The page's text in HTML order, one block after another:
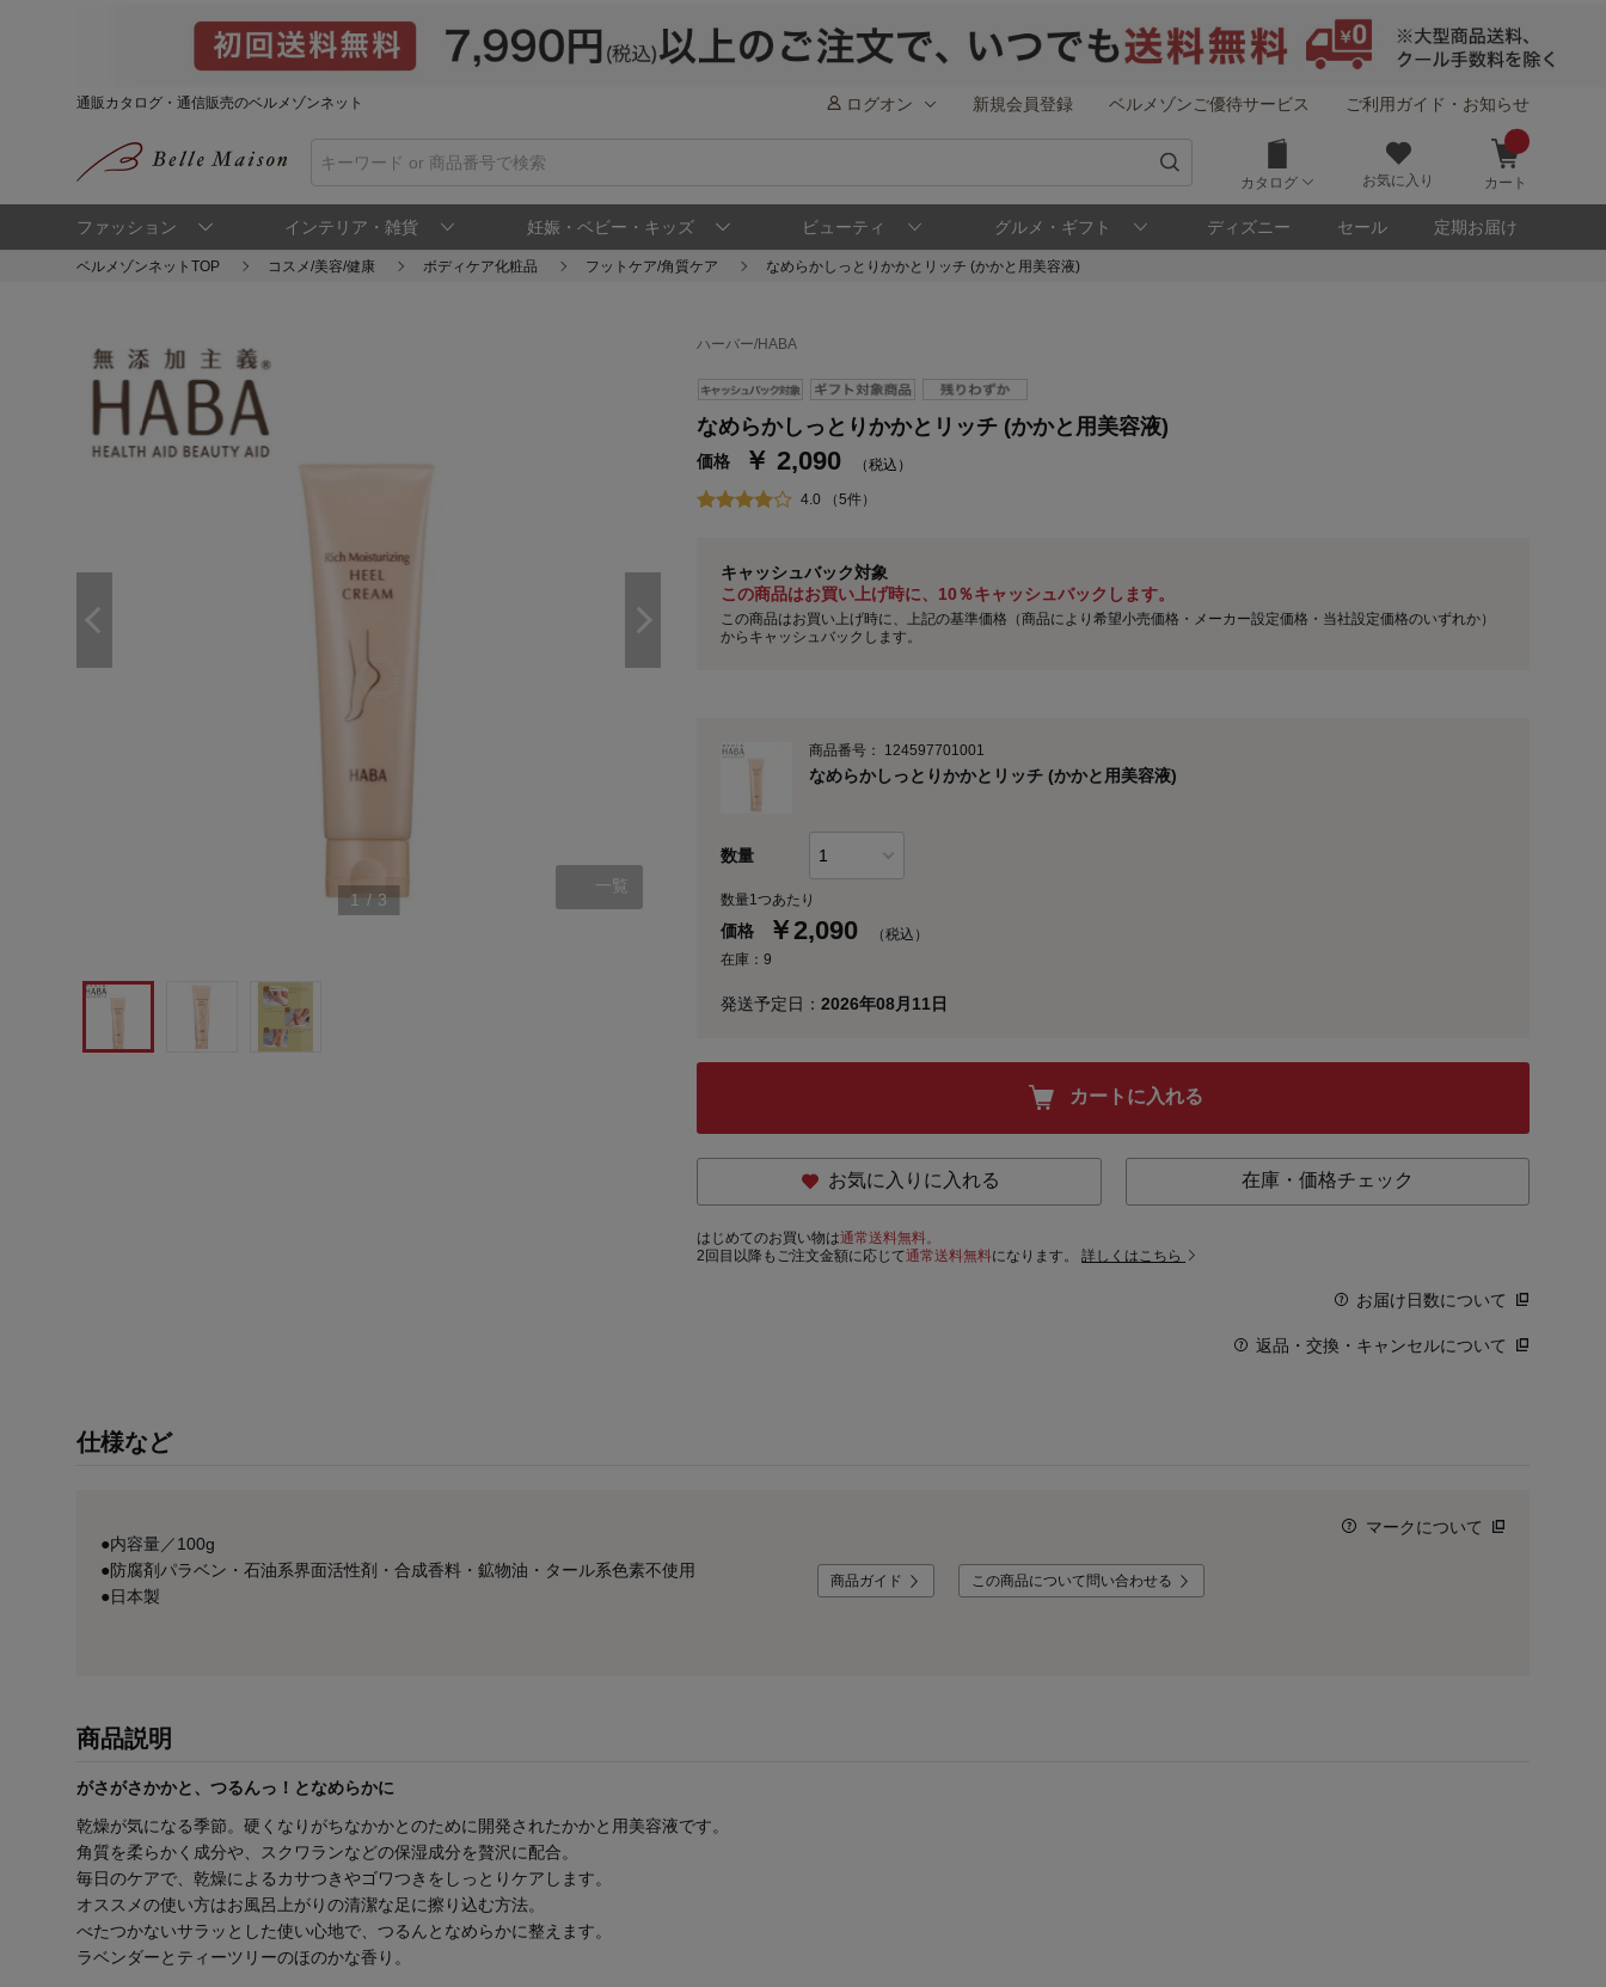
通販カタログ・通信販売のベルメゾンネット ログオン 新規会員登録 ベルメゾンご優待サービス ご利用ガイド・お知らせ
カタログ お気に入り カート
ファッション インテリア・雑貨 妊娠・ベビー・キッズ ビューティ グルメ・ギフト ディズニー セール 定期お届け
ベルメゾンネットTOP コスメ/美容/健康 ボディケア化粧品 フットケア/角質ケア なめらかしっとりかかとリッチ (かかと用美容液)
1 / 3
一覧
ハーバー/HABA
なめらかしっとりかかとリッチ (かかと用美容液)
価格 ￥ 2,090 （税込）
4.0 （5件）
キャッシュバック対象
この商品はお買い上げ時に、10％キャッシュバックします。
この商品はお買い上げ時に、上記の基準価格（商品により希望小売価格・メーカー設定価格・当社設定価格のいずれか）
からキャッシュバックします。
商品番号： 124597701001
なめらかしっとりかかとリッチ (かかと用美容液)
数量
数量1つあたり
価格 ￥2,090
（税込）
在庫：9
発送予定日：2026年08月11日
カートに入れる
お気に入りに入れる 在庫・価格チェック
はじめてのお買い物は通常送料無料。
2回目以降もご注文金額に応じて通常送料無料になります。詳しくはこちら
お届け日数について
返品・交換・キャンセルについて
仕様など
●内容量／100g
●防腐剤パラベン・石油系界面活性剤・合成香料・鉱物油・タール系色素不使用
●日本製
マークについて
商品ガイド この商品について問い合わせる
商品説明
がさがさかかと、つるんっ！となめらかに
乾燥が気になる季節。硬くなりがちなかかとのために開発されたかかと用美容液です。
角質を柔らかく成分や、スクワランなどの保湿成分を贅沢に配合。
毎日のケアで、乾燥によるカサつきやゴワつきをしっとりケアします。
オススメの使い方はお風呂上がりの清潔な足に擦り込む方法。
べたつかないサラッとした使い心地で、つるんとなめらかに整えます。
ラベンダーとティーツリーのほのかな香り。